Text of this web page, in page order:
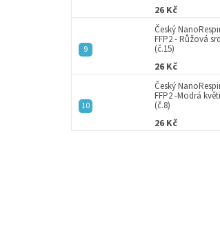
26 Kč
Český
FFP2 - Růžová
(č.15)
26 Kč
Český
FFP2 -Modrá
(č.8)
26 Kč